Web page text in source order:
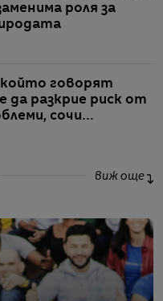
роля за
говорят
да разкрие риск от
сочи
виж още